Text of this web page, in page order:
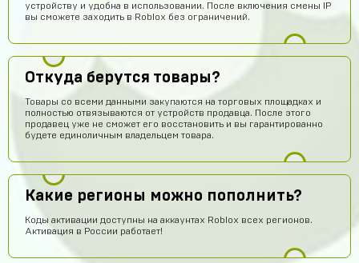
устройству и удобна в использовании. После включения смены IP
вы сможете заходить в Roblox без ограничений.
Откуда берутся товары?
Товары со всеми данными закупаются на торговых площадках и
полностью отвязываются от устройств продавца. После этого
продавец уже не сможет его восстановить и вы гарантированно
будете единоличным владельцем товара.
Какие регионы можно пополнить?
Коды активации доступны на аккаунтах Roblox всех регионов.
Активация в России работает!
Даниил Анисимов 15 часов назад
Сябки😘 аккаунт получил сразу после оплаты
13 часов назад